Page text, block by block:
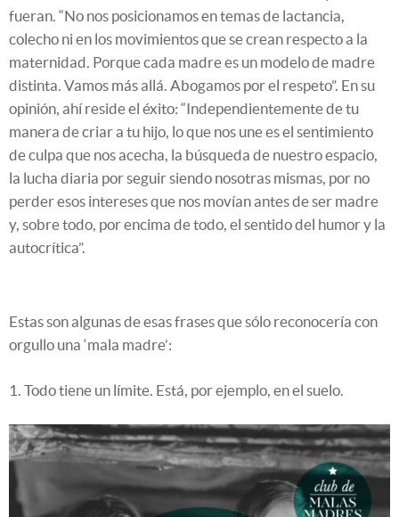
fueran. “No nos posicionamos en temas de lactancia,
colecho ni en los movimientos que se crean respecto a la
maternidad. Porque cada madre es un modelo de madre
distinta. Vamos más allá. Abogamos por el respeto”. En su
opinión, ahí reside el éxito: “Independientemente de tu
manera de criar a tu hijo, lo que nos une es el sentimiento
de culpa que nos acecha, la búsqueda de nuestro espacio,
la lucha diaria por seguir siendo nosotras mismas, por no
perder esos intereses que nos movían antes de ser madre
y, sobre todo, por encima de todo, el sentido del humor y la
autocrítica”.
Estas son algunas de esas frases que sólo reconocería con
orgullo una ‘mala madre’:
1. Todo tiene un límite. Está, por ejemplo, en el suelo.